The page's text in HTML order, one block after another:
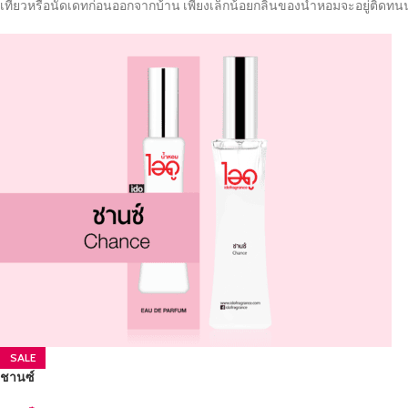
เที่ยวหรือนัดเดทก่อนออกจากบ้าน เพียงเล็กน้อยกลิ่นของน้ำหอมจะอยู่ติด
SALE
ชานซ์